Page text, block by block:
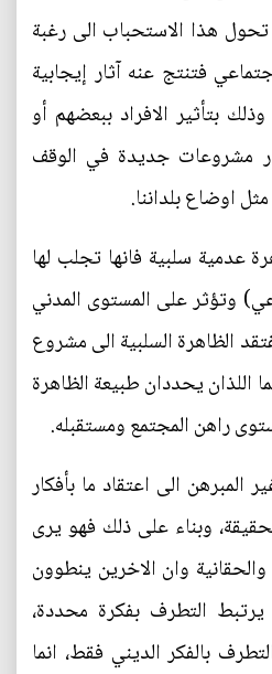
هذا الاستحباب الى رغبة
فتنتج عنه آثار إيجابية
بتأثير الافراد ببعضهم أو
مشروعات جديدة في الوقف
اوضاع بلداننا.
عدمية سلبية فانها تجلب لها
وتؤثر على المستوى المدني
الظاهرة السلبية الى مشروع
اللذان يحددان طبيعة الظاهرة
راهن المجتمع ومستقبله.
المبرهن الى اعتقاد ما بأفكار
وبناء على ذلك فهو يرى
وان الاخرين ينطوون
التطرف بفكرة محددة،
بالفكر الديني فقط، انما